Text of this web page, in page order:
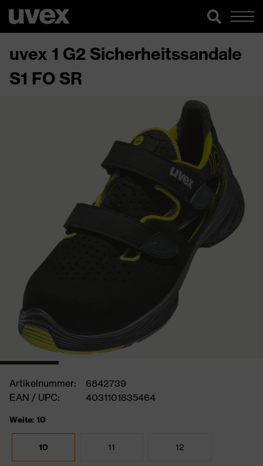
uvex 1 G2 Sicherheitssandale
S1 FO SR
Artikelnummer:
6842739
EAN / UPC:
4031101835464
Weite: 10
10 11 12